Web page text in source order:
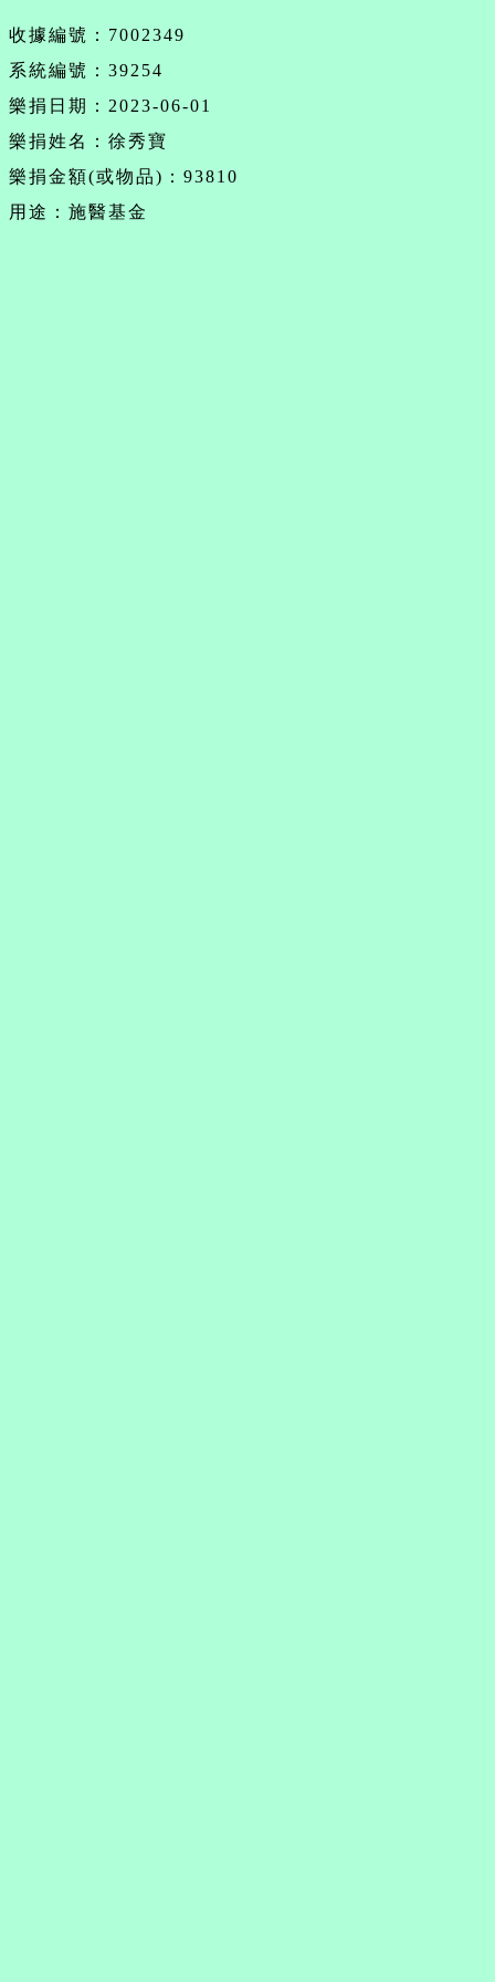
收據編號：7002349
系統編號：39254
樂捐日期：2023-06-01
樂捐姓名：徐秀寶
樂捐金額(或物品)：93810
用途：施醫基金